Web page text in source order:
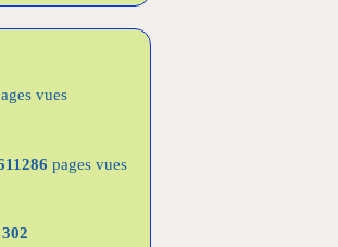
vues
pages vues
302